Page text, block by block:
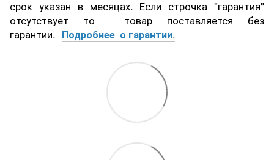
срок указан в месяцах. Если строчка "гарантия"
отсутствует то товар поставляется без
гарантии. Подробнее о гарантии.